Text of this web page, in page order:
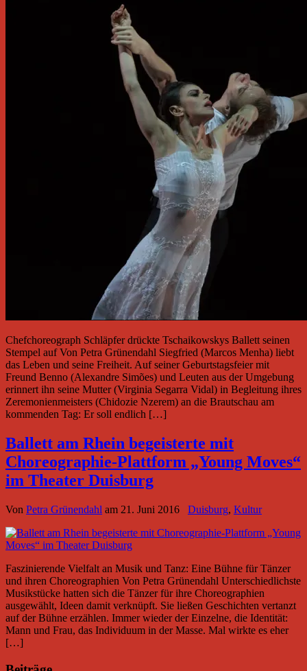
Chefchoreograph Schläpfer drückte Tschaikowskys Ballett seinen
Stempel auf Von Petra Grünendahl Siegfried (Marcos Menha) liebt
das Leben und seine Freiheit. Auf seiner Geburtstagsfeier mit
Freund Benno (Alexandre Simões) und Leuten aus der Umgebung
erinnert ihn seine Mutter (Virginia Segarra Vidal) in Begleitung ihres
Zeremonienmeisters (Chidozie Nzerem) an die Brautschau am
kommenden Tag: Er soll endlich […]
Ballett am Rhein begeisterte mit
Choreographie-Plattform „Young Moves“
im Theater Duisburg
Von Petra Grünendahl am 21. Juni 2016 Duisburg, Kultur
Faszinierende Vielfalt an Musik und Tanz: Eine Bühne für Tänzer
und ihren Choreographien Von Petra Grünendahl Unterschiedlichste
Musikstücke hatten sich die Tänzer für ihre Choreographien
ausgewählt, Ideen damit verknüpft. Sie ließen Geschichten vertanzt
auf der Bühne erzählen. Immer wieder der Einzelne, die Identität:
Mann und Frau, das Individuum in der Masse. Mal wirkte es eher
[…]